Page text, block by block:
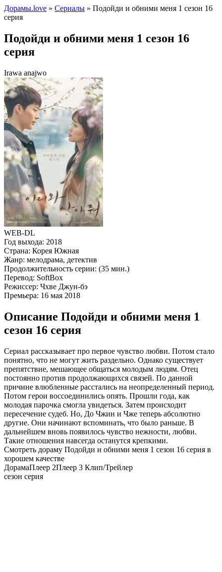
Дорамы.love » Сериалы » Подойди и обними меня 1 сезон 16
серия
Подойди и обними меня 1 сезон 16
серия
Irawa anajwo
WEB-DL
Год выхода: 2018
Страна: Корея Южная
Жанр: мелодрама, детектив
Продолжительность серии: (35 мин.)
Перевод: SoftBox
Режиссер: Чхве Джун-бэ
Премьера: 16 мая 2018
Описание Подойди и обними меня 1
сезон 16 серия
Сериал рассказывает про первое чувство любви. Потом стало
понятно, что не могут жить раздельно. Однако существует
препятствие, мешающее общаться молодым людям. Отец
постоянно против продолжающихся связей. По данной
причине влюбленные расстались на неопределенный период.
Потом герои воссоединились опять. Прошли года, как
молодая парочка смогла увидеться. Затем происходит
пересечение судеб. Но, До Чжин и Чже теперь абсолютно
другие. Они начинают вспоминать, что было раньше. В
дальнейшем вновь появилось чувство нежности, любви.
Такие отношения навсегда останутся крепкими.
Смотреть дораму Подойди и обними меня 1 сезон 16 серия в
хорошем качестве
ДорамаПлеер 2Плеер 3 Клип/Трейлер
сезон серия